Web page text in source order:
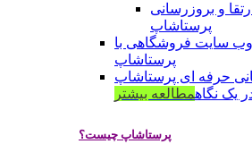
و بروزرسانی
پرستاشاپ
سایت فروشگاهی با
پرستاشاپ
حرفه ای پرستاشاپ
یک نگاهمطالعه بیشتر
پرستاشاپ چیست؟